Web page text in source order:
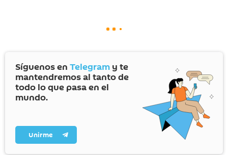
Síguenos en Telegram y te
mantendremos al tanto de
todo lo que pasa en el
mundo.
Unirme